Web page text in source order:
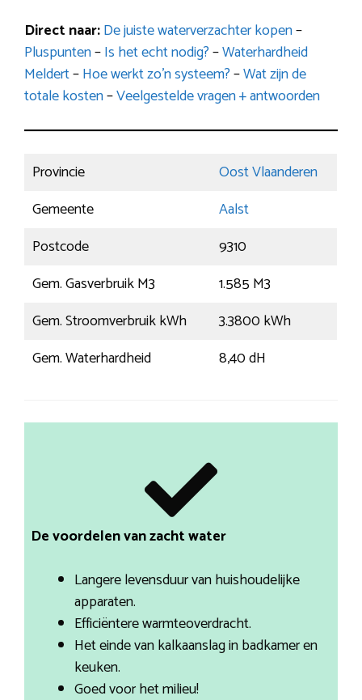
Direct naar:De juiste waterverzachter kopen–
Pluspunten–Is het echt nodig?–Waterhardheid
Meldert–Hoe werkt zo’n systeem?–Wat zijn de
totale kosten–Veelgestelde vragen + antwoorden
Provincie
Oost Vlaanderen
Gemeente
Aalst
Postcode
9310
Gem. Gasverbruik M3
1.585 M3
Gem. Stroomverbruik kWh
3.3800 kWh
Gem. Waterhardheid
8,40 dH
De voordelen van zacht water
Langere levensduur van huishoudelijke
apparaten.
Efficiëntere warmteoverdracht.
Het einde van kalkaanslag in badkamer en
keuken.
Goed voor het milieu!